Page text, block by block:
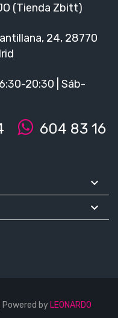
(Tienda Zbitt)
24, 28770
20:30 | Sáb-
604 83 16


by LEONARDO